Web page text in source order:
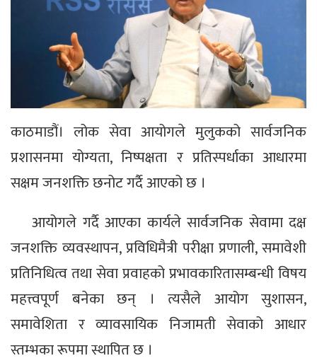
काठमाडौं। लोक सेवा आयोगले मुलुकको सार्वजनिक
प्रशासनमा योग्यता, निष्पक्षता र प्रतिस्पर्धाका आधारमा
सक्षम जनशक्ति छनोट गर्दै आएको छ ।
आयोगले गर्दै आएका कार्यले सार्वजनिक सेवामा दक्ष
जनशक्ति व्यवस्थापन, प्रविधिमैत्री परीक्षा प्रणाली, समावेशी
प्रतिनिधित्व तथा सेवा प्रवाहको प्रभावकारितासम्बन्धी विषय
महत्त्वपूर्ण बनेका छन् । त्यसैले आयोग सुशासन,
समावेशिता र व्यावसायिक निजामती सेवाको आधार
स्तम्भका रूपमा स्थापित छ ।